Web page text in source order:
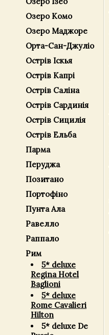
Озеро Комо
Озеро Маджоре
Орта-Сан-Джуліо
Острів Іскья
Острів Капрі
Острів Саліна
Острів Сардинія
Острів Сицилія
Острів Ельба
Парма
Перуджа
Позитано
Портофіно
Пунта Ала
Равелло
Раппало
Рим
5* deluxe
Regina Hotel
Baglioni
5* deluxe
Rome Cavalieri
Hilton
5* deluxe De